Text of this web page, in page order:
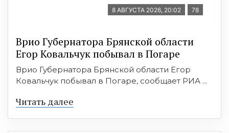
8 АВГУСТА 2026, 20:02 78
Врио Губернатора Брянской области
Егор Ковальчук побывал в Погаре
Врио Губернатора Брянской области Егор
Ковальчук побывал в Погаре, сообщает РИА ...
Читать далее